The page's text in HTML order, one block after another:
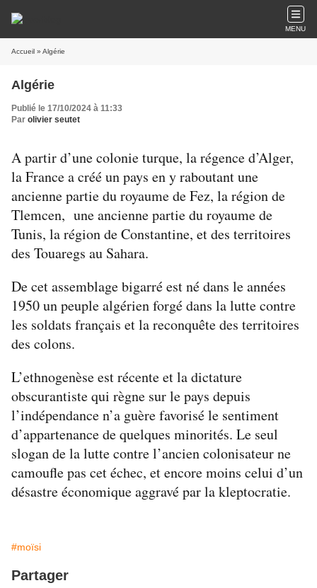
MENU
Accueil » Algérie
Algérie
Publié le 17/10/2024 à 11:33
Par olivier seutet
A partir d’une colonie turque, la régence d’Alger,
la France a créé un pays en y raboutant une
ancienne partie du royaume de Fez, la région de
Tlemcen, une ancienne partie du royaume de
Tunis, la région de Constantine, et des territoires
des Touaregs au Sahara.
De cet assemblage bigarré est né dans le années
1950 un peuple algérien forgé dans la lutte contre
les soldats français et la reconquête des territoires
des colons.
L’ethnogenèse est récente et la dictature
obscurantiste qui règne sur le pays depuis
l’indépendance n’a guère favorisé le sentiment
d’appartenance de quelques minorités. Le seul
slogan de la lutte contre l’ancien colonisateur ne
camoufle pas cet échec, et encore moins celui d’un
désastre économique aggravé par la kleptocratie.
#moïsi
Partager